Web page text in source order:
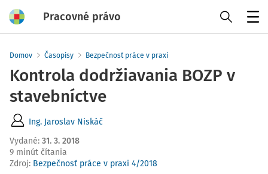
Pracovné právo
Domov Časopisy Bezpečnosť práce v praxi
Kontrola dodržiavania BOZP v
stavebníctve
Ing. Jaroslav Niskáč
Vydané: 31. 3. 2018
9 minút čítania
Zdroj: Bezpečnosť práce v praxi 4/2018